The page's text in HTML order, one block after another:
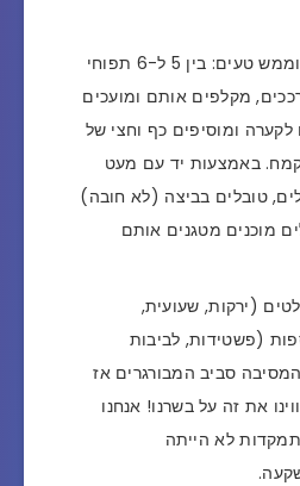
וממש טעים:
בין 5 ל-6 תפוחי
מקלפים אותם ומועכים
ומוסיפים כף וחצי של
כפות של קמח. באמצעות יד עם מעט
טובלים בביצה (לא חובה)
מוכנים מטגנים אותם
(ירקות, שעועית,
(פשטידות, לביבות
המסיבה סביב המבורגרים אז
את זה על בשרנו! אנחנו
לא הייתה